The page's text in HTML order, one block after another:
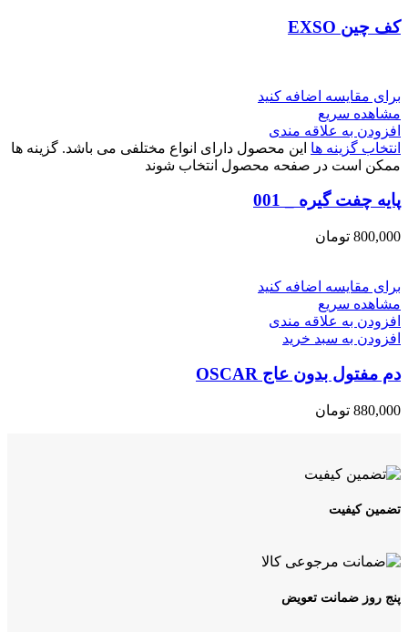
کف چین EXSO
برای مقایسه اضافه کنید
مشاهده سریع
افزودن به علاقه مندی
انتخاب گزینه ها این محصول دارای انواع مختلفی می باشد. گزینه ها
ممکن است در صفحه محصول انتخاب شوند
پایه چفت گیره _ 001
800,000 تومان
برای مقایسه اضافه کنید
مشاهده سریع
افزودن به علاقه مندی
افزودن به سبد خرید
دم مفتول بدون عاج OSCAR
880,000 تومان
تضمین کیفیت
پنج روز ضمانت تعویض